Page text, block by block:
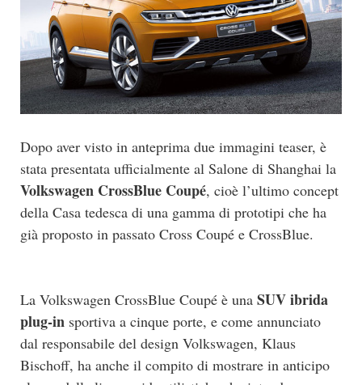
Dopo aver visto in anteprima due immagini teaser, è
stata presentata ufficialmente al Salone di Shanghai la
Volkswagen CrossBlue Coupé, cioè l’ultimo concept
della Casa tedesca di una gamma di prototipi che ha
già proposto in passato Cross Coupé e CrossBlue.
La Volkswagen CrossBlue Coupé è una SUV ibrida
plug-in sportiva a cinque porte, e come annunciato
dal responsabile del design Volkswagen, Klaus
Bischoff, ha anche il compito di mostrare in anticipo